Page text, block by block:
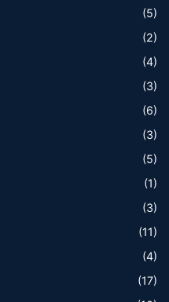
(5)
(2)
(4)
(3)
(6)
(3)
(5)
(1)
(3)
(11)
(4)
(17)